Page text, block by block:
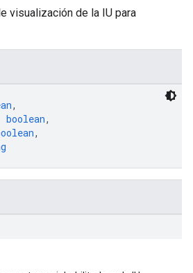
visualización de la IU para
,
boolean,
,